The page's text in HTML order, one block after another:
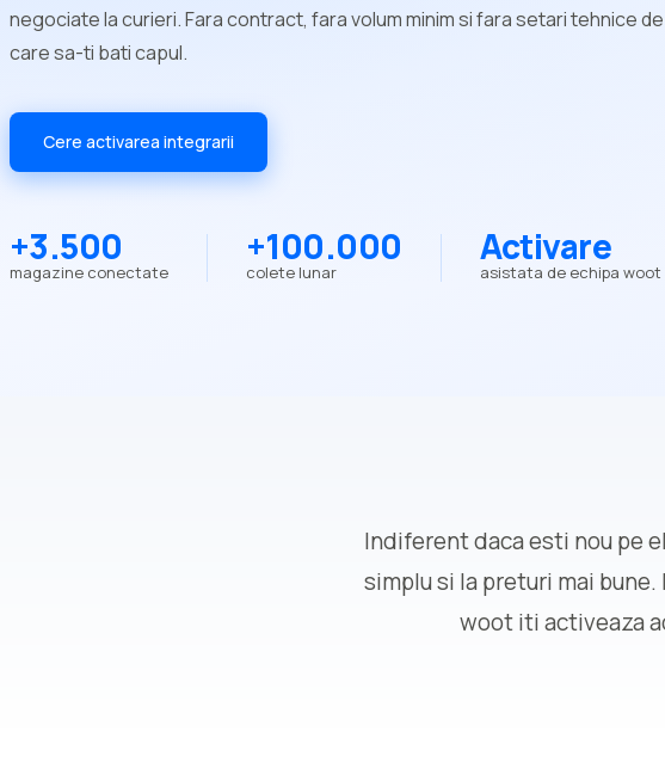
negociate la curieri. Fara contract, fara volum minim si fara setari tehnice de
care sa-ti bati capul.
Cere activarea integrarii
+3.500
magazine conectate
+100.000
colete lunar
Activare
asistata de echipa woot
Indiferent daca esti nou pe
simplu si la preturi mai
woot iti activeaza